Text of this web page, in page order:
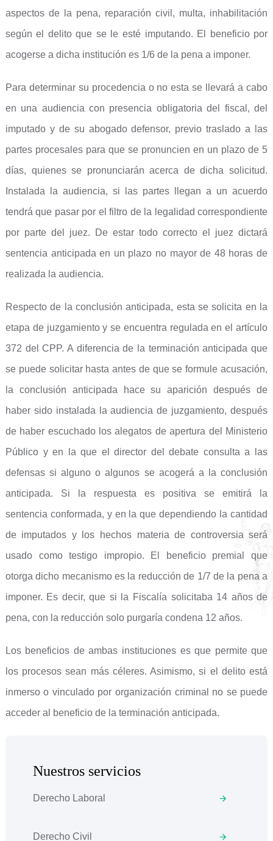
aspectos de la pena, reparación civil, multa, inhabilitación
según el delito que se le esté imputando. El beneficio por
acogerse a dicha institución es 1/6 de la pena a imponer.
Para determinar su procedencia o no esta se llevará a cabo
en una audiencia con presencia obligatoria del fiscal, del
imputado y de su abogado defensor, previo traslado a las
partes procesales para que se pronuncien en un plazo de 5
días, quienes se pronunciarán acerca de dicha solicitud.
Instalada la audiencia, si las partes llegan a un acuerdo
tendrá que pasar por el filtro de la legalidad correspondiente
por parte del juez. De estar todo correcto el juez dictará
sentencia anticipada en un plazo no mayor de 48 horas de
realizada la audiencia.
Respecto de la conclusión anticipada, esta se solicita en la
etapa de juzgamiento y se encuentra regulada en el artículo
372 del CPP. A diferencia de la terminación anticipada que
se puede solicitar hasta antes de que se formule acusación,
la conclusión anticipada hace su aparición después de
haber sido instalada la audiencia de juzgamiento, después
de haber escuchado los alegatos de apertura del Ministerio
Público y en la que el director del debate consulta a las
defensas si alguno o algunos se acogerá a la conclusión
anticipada. Si la respuesta es positiva se emitirá la
sentencia conformada, y en la que dependiendo la cantidad
de imputados y los hechos materia de controversia será
usado como testigo impropio. El beneficio premial que
otorga dicho mecanismo es la reducción de 1/7 de la pena a
imponer. Es decir, que si la Fiscalía solicitaba 14 años de
pena, con la reducción solo purgaría condena 12 años.
Los beneficios de ambas instituciones es que permite que
los procesos sean más céleres. Asimismo, si el delito está
inmerso o vinculado por organización criminal no se puede
acceder al beneficio de la terminación anticipada.
Nuestros servicios
Derecho Laboral
Derecho Civil